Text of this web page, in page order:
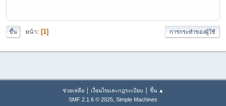
ขึ้น หน้า 1 การกระทำของผู้ใช้
ช่วยเหลือ| เงื่อนไขและกฎระเบียบ | ขึ้น ▲
SMF 2.1.6 © 2025, Simple Machines